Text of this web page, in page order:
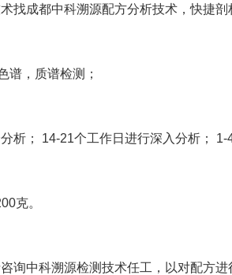
找成都中科溯源配方分析技术，快捷剖
谱，质谱检测；
析； 14-21个工作日进行深入分析；
克。
询中科溯源检测技术任工，以对配方